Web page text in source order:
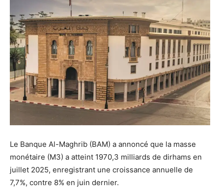
Le Banque Al-Maghrib (BAM) a annoncé que la masse
monétaire (M3) a atteint 1970,3 milliards de dirhams en
juillet 2025, enregistrant une croissance annuelle de
7,7%, contre 8% en juin dernier.